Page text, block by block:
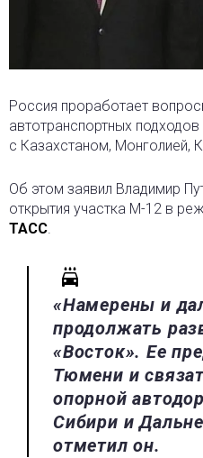
Россия проработает
автотранспортных
с Казахстаном, Монголией,
Об этом заявил Владимир
открытия участка М-12 в
ТАСС.
«Намерены и
продолжать
«Восток». Ее
Тюмени и
опорной
Сибири и
отметил он.